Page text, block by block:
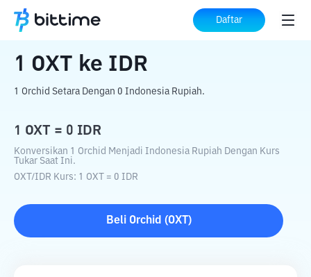
Daftar
Beranda Konverter Kripto ke IDR
1 OXT ke IDR
1 Orchid Setara Dengan 0 Indonesia Rupiah.
1 OXT = 0 IDR
Konversikan 1 Orchid Menjadi Indonesia Rupiah Dengan Kurs
Tukar Saat Ini.
OXT /IDR Kurs: 1 OXT = 0 IDR
Beli Orchid (OXT )